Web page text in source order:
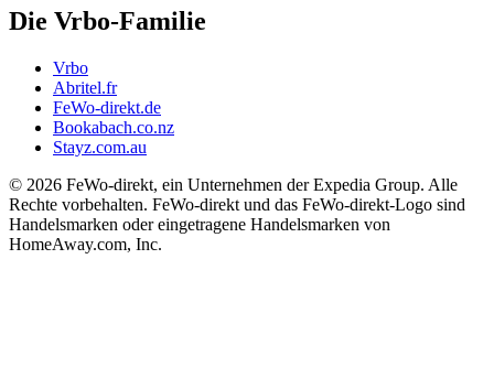
Die Vrbo-Familie
Vrbo
Abritel.fr
FeWo-direkt.de
Bookabach.co.nz
Stayz.com.au
© 2026 FeWo-direkt, ein Unternehmen der Expedia Group. Alle
Rechte vorbehalten. FeWo-direkt und das FeWo-direkt-Logo sind
Handelsmarken oder eingetragene Handelsmarken von
HomeAway.com, Inc.